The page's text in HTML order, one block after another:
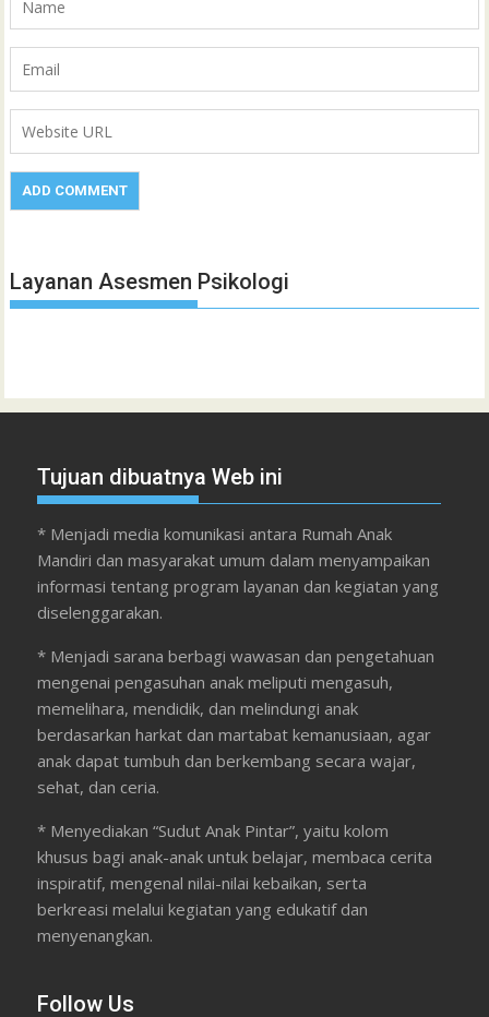
Layanan Asesmen Psikologi
Tujuan dibuatnya Web ini
* Menjadi media komunikasi antara Rumah Anak
Mandiri dan masyarakat umum dalam menyampaikan
informasi tentang program layanan dan kegiatan yang
diselenggarakan.
* Menjadi sarana berbagi wawasan dan pengetahuan
mengenai pengasuhan anak meliputi mengasuh,
memelihara, mendidik, dan melindungi anak
berdasarkan harkat dan martabat kemanusiaan, agar
anak dapat tumbuh dan berkembang secara wajar,
sehat, dan ceria.
* Menyediakan “Sudut Anak Pintar”, yaitu kolom
khusus bagi anak-anak untuk belajar, membaca cerita
inspiratif, mengenal nilai-nilai kebaikan, serta
berkreasi melalui kegiatan yang edukatif dan
menyenangkan.
Follow Us